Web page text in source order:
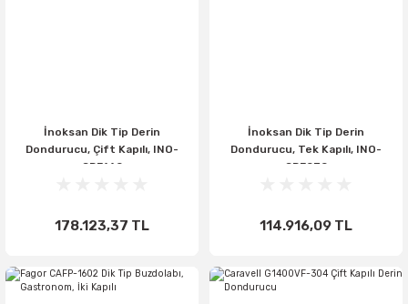
İnoksan Dik Tip Derin
Dondurucu, Çift Kapılı, INO-
SDF140
178.123,37 TL
İnoksan Dik Tip Derin
Dondurucu, Tek Kapılı, INO-
SDF070
114.916,09 TL